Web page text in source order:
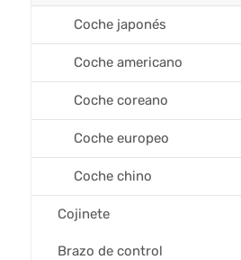
Coche japonés
Coche americano
Coche coreano
Coche europeo
Coche chino
Cojinete
Brazo de control